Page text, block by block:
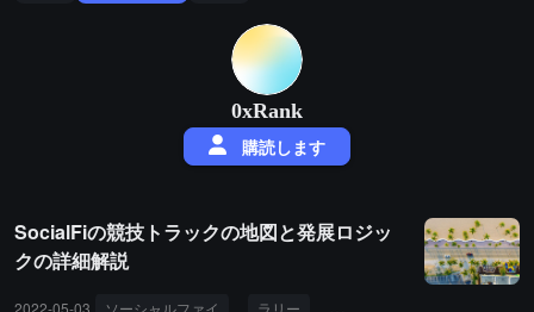
0xRank
購読します
SocialFiの競技トラックの地図と発展ロジッ
クの詳細解説
2022-05-03 ソーシャルファイ ラリー ロール